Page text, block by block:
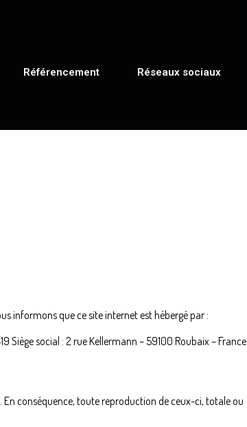
Référencement Réseaux sociaux
informons que ce site internet est hébergé par :
Siège social : 2 rue Kellermann – 59100 Roubaix – France
En conséquence, toute reproduction de ceux-ci, totale ou